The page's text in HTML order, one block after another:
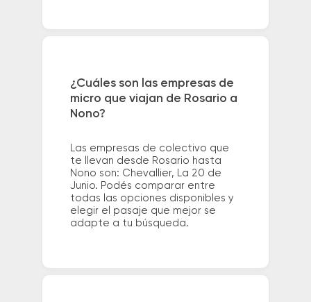
¿Cuáles son las empresas de
micro que viajan de Rosario a
Nono?
Las empresas de colectivo que
te llevan desde Rosario hasta
Nono son: Chevallier, La 20 de
Junio. Podés comparar entre
todas las opciones disponibles y
elegir el pasaje que mejor se
adapte a tu búsqueda.